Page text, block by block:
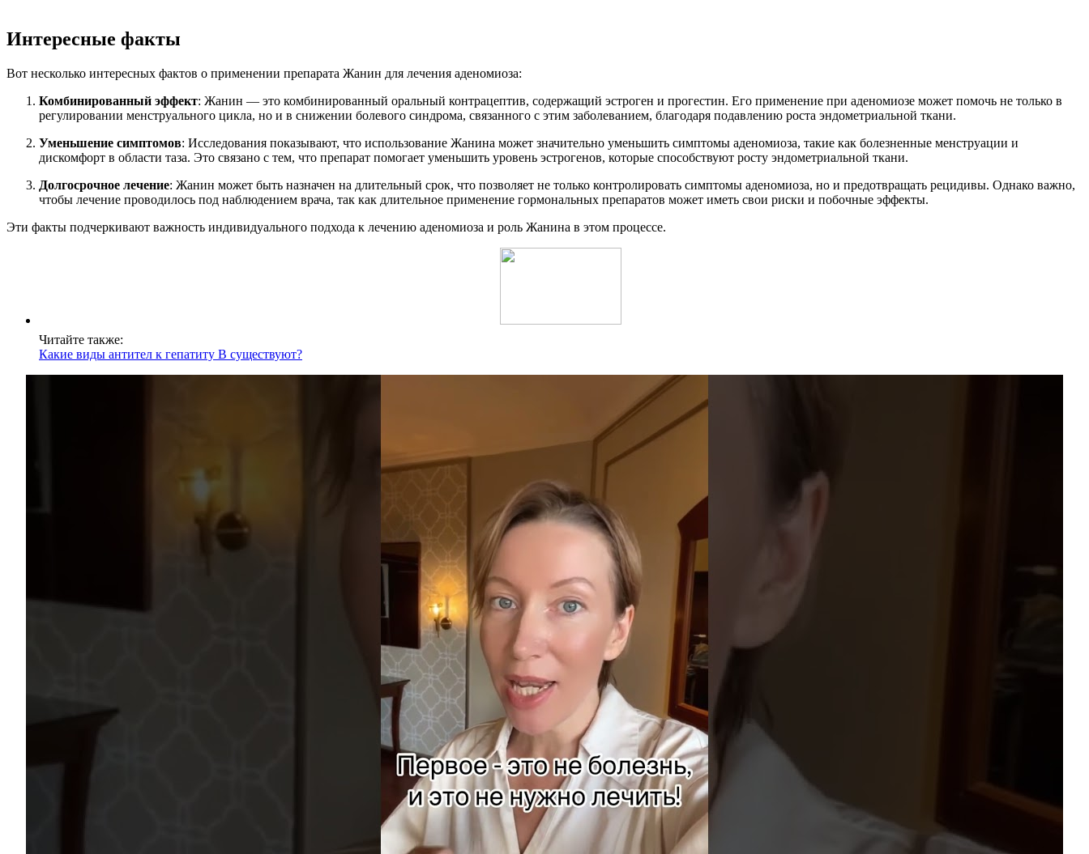
Интересные факты
Вот несколько интересных фактов о применении препарата Жанин для лечения аденомиоза:
Комбинированный эффект: Жанин — это комбинированный оральный контрацептив, содержащий эстроген и прогестин. Его применение при аденомиозе может помочь не только в
регулировании менструального цикла, но и в снижении болевого синдрома, связанного с этим заболеванием, благодаря подавлению роста эндометриальной ткани.
Уменьшение симптомов: Исследования показывают, что использование Жанина может значительно уменьшить симптомы аденомиоза, такие как болезненные менструации и
дискомфорт в области таза. Это связано с тем, что препарат помогает уменьшить уровень эстрогенов, которые способствуют росту эндометриальной ткани.
Долгосрочное лечение: Жанин может быть назначен на длительный срок, что позволяет не только контролировать симптомы аденомиоза, но и предотвращать рецидивы. Однако важно,
чтобы лечение проводилось под наблюдением врача, так как длительное применение гормональных препаратов может иметь свои риски и побочные эффекты.
Эти факты подчеркивают важность индивидуального подхода к лечению аденомиоза и роль Жанина в этом процессе.
Читайте также:
Какие виды антител к гепатиту В существуют?